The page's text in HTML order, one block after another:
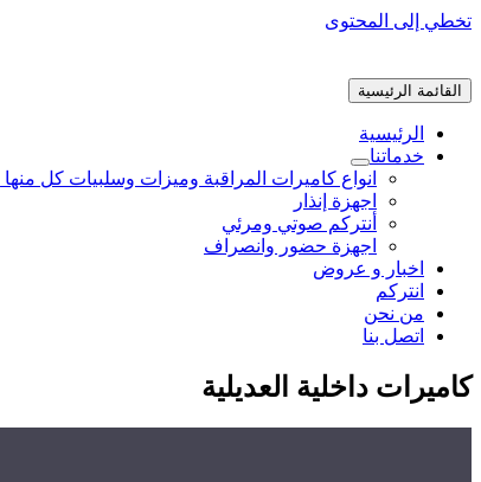
تخطي إلى المحتوى
القائمة الرئيسية
الرئيسية
خدماتنا
انواع كاميرات المراقبة وميزات وسلبيات كل
اجهزة إنذار
أنتركم صوتي ومرئي
اجهزة حضور وانصراف
اخبار و عروض
انتركم
من نحن
اتصل بنا
كاميرات داخلية العديلية